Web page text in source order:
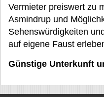
Vermieter preiswert zu
Asmindrup und
Sehenswürdigkeiten
auf eigene Faust
Günstige Unterkunft